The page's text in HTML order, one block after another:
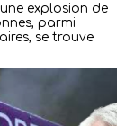
explosion de
parmi
se trouve